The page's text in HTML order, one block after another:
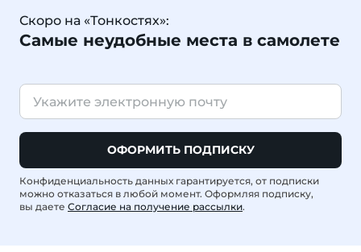
Скоро на «Тонкостях»:
Самые неудобные места в самолете
ОФОРМИТЬ ПОДПИСКУ
Конфиденциальность данных гарантируется, от подписки
можно отказаться в любой момент. Оформляя подписку,
вы даете Согласие на получение рассылки.